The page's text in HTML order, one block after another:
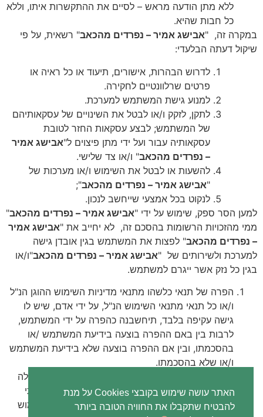
ללא מתן הודעה מראש – לסיים את ההתקשרות איתו, וללא
כל חבות שהיא.
במקרה זה, "אבישג אמיר – נפרדים מהכאב" רשאית, על פי
שיקול דעתה הבלעדי:
לדרוש הבהרות, אישורים, תיעוד או כל ראיה או
פרטים שרלוונטיים לחקירה.
למנוע גישת המשתמש למערכת.
לתקן, לזקק ו/או לבטל את השינויים של עסקאותיהם
של המשתמש; לבצע עסקאות החזר לטובת
עסקאותיה עבור ועל ידי מתן פיצוים ל"אבישג אמיר
– נפרדים מהכאב" ו/או צד שלישי.
להשעות או לבטל את השימוש ו/או מערכות של
"אבישג אמיר – נפרדים מהכאב";
לנקוט בכל אמצעי שייחשב לנכון.
למען הסר ספק, שימוש על ידי "אבישג אמיר – נפרדים מהכאב"
ממי מהזכויות הרשומות בהסכם זה, לא יחייב את "אבישג אמיר
– נפרדים מהכאב" לפצות את המשתמש בגין אובדן גישה
למערכת ולשירותים של "אבישג אמיר – נפרדים מהכאב"ו/או
בגין כל נזק אשר ייגרם למשתמש.
הפרה של תנאי כלשהו מתנאי מדיניות השימוש ההוגן הנ"ל
ו/או כל תנאי מתנאי השימוש הנ"ל, על ידי אדם, שיש לו
גישה עקיפה בלבד, תיחשבנה כהפרה על ידי המשתמש,
לרבות בין באם ההפרה בוצעה בידיעת המשתמש /או
בהסכמתו, ובין אם ההפרה בוצעה שלא בידיעת המשתמש
ו/או שלא בהסכמתו.
" רשאית לשתף פעולה
עם מנהלי המערכות או רשתות אחרות או נותני שירותי
המיחשוב כדי להבטיח את אכיפת תנאי מדיניות השימוש
האתר עושה שימוש בקובצי Cookies על מנת
להבטיח שתקבלו את החוויה הטובה ביותר